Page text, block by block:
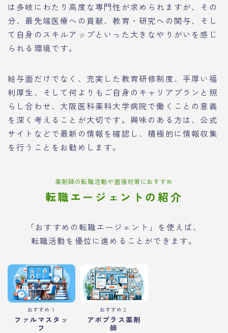
は多岐にわたり高度な専門性が求められますが、その
分、最先端医療への貢献、教育・研究への関与、そし
て自身のスキルアップといった大きなやりがいを感じ
られる環境です。
給与面だけでなく、充実した教育研修制度、手厚い福
利厚生、そして何よりもご自身のキャリアプランと照
らし合わせ、大阪医科薬科大学病院で働くことの意義
を深く考えることが大切です。興味のある方は、公式
サイトなどで最新の情報を確認し、積極的に情報収集
を行うことをお勧めします。
薬剤師の転職活動や面接対策におすすめ
転職エージェントの紹介
「おすすめの転職エージェント」を使えば、
転職活動を優位に進めることができます。
おすすめ１
ファルマスタッ
フ
おすすめ２
アポプラス薬剤
師